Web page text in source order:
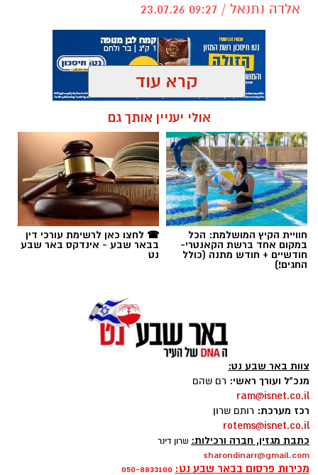
אלדה נתנאל / 09:27 23.07.26
כל הפרטים על נדל"ן בבאר שבע
להורדת אפליקציה של באר שבע נט לחצו כאן
קרא עוד
אולי יעניין אותך גם
חוויית הקיץ המושלמת: הכל
במקום אחד ברשת הקאנטרי-
חודשיים + חודש מתנה (כולל
החגים!)
☎ לחצו כאן לרשימת עורכי דין
בבאר שבע - אינדקס באר שבע
נט
צוות באר שבע נט:
מנכ"ל ועורך ראשי: רם שהם
ram@isnet.co.il
רכז מערכת: רותם שרון
rotems@isnet.co.il
כתבת מגזין, חברה ורכילות: שרון דינר
sharondinarr@gmail.com
מכירות פרסום בבאר שבע נט: 050-8833100